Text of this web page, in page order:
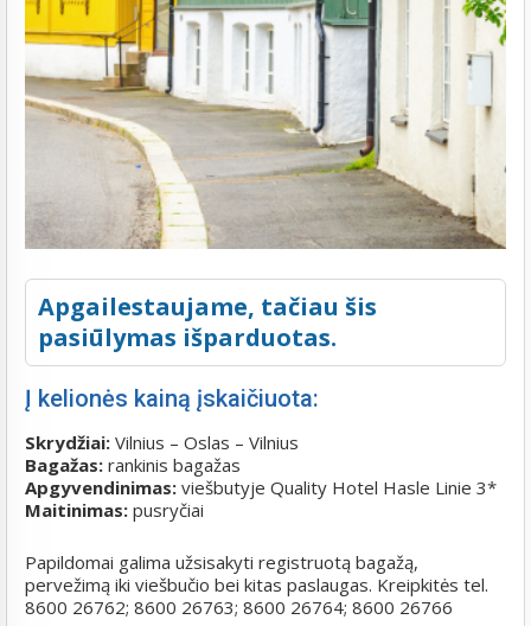
Apgailestaujame, tačiau šis
pasiūlymas išparduotas.
Į kelionės kainą įskaičiuota:
Skrydžiai: Vilnius – Oslas – Vilnius
Bagažas: rankinis bagažas
Apgyvendinimas: viešbutyje Quality Hotel Hasle Linie 3*
Maitinimas: pusryčiai
Papildomai galima užsisakyti registruotą bagažą,
pervežimą iki viešbučio bei kitas paslaugas. Kreipkitės tel.
8600 26762; 8600 26763; 8600 26764; 8600 26766